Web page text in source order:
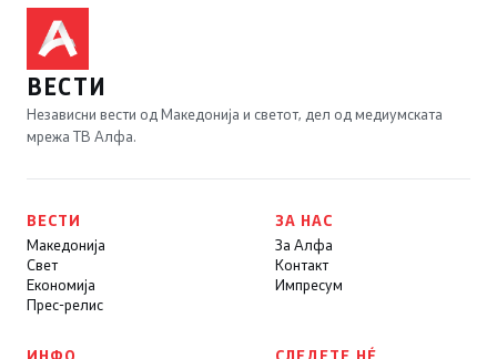
ВЕСТИ
Независни вести од Македонија и светот, дел од медиумската
мрежа ТВ Алфа.
ВЕСТИ
Македонија
Свет
Економија
Прес-релис
ЗА НАС
За Алфа
Контакт
Импресум